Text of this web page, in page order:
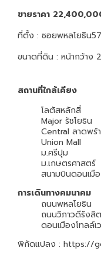
ขายราคา
ที่ตั้ง : ซอยพหลโยธิน
ขนาดที่ดิน : หน้ากว้าง
สถานที่ใกล้เคียง
โลตัสหลักสี่
Major รัชโยธิน
Central ลาดพร้
Union Mall
ม.ศรีปุม
ม.เกษตรศาสตร์
สนามบินดอนเมื
การเดินทางคมนาคม
ถนนพหลโยธิน
ถนนวิภาวดีรังสิต
ดอนเมืองโทลล์เ
พิกัดแปลง : https://